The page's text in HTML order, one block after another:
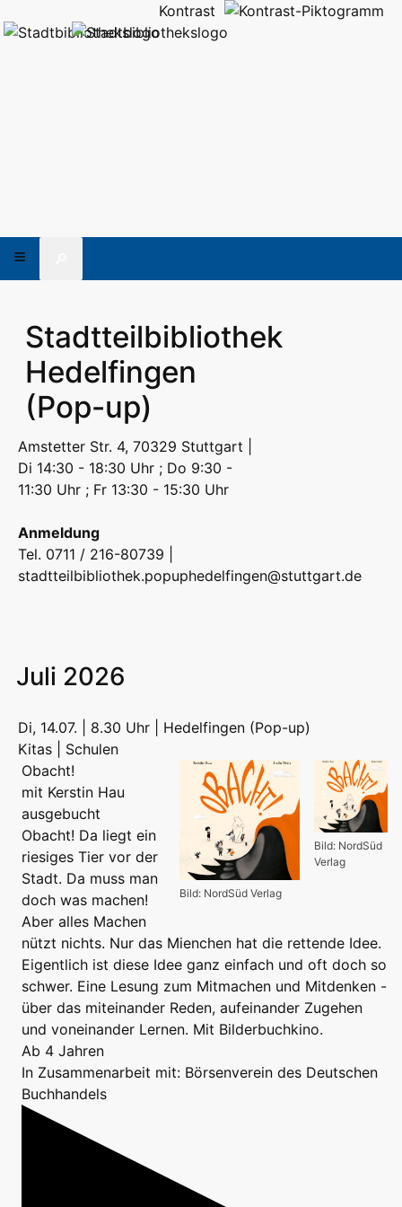
Kontrast
Stadtteilbibliothek
Hedelfingen
(Pop-up)
Amstetter Str. 4, 70329 Stuttgart |
Di 14:30 - 18:30 Uhr ; Do 9:30 -
11:30 Uhr ; Fr 13:30 - 15:30 Uhr
Anmeldung
Tel. 0711 / 216-80739 |
stadtteilbibliothek.popuphedelfingen@stuttgart.de
Juli 2026
Di, 14.07. | 8.30 Uhr | Hedelfingen (Pop-up)
Kitas | Schulen
Bild: NordSüd
Verlag
Bild: NordSüd Verlag
Obacht!
mit Kerstin Hau
ausgebucht
Obacht! Da liegt ein
riesiges Tier vor der
Stadt. Da muss man
doch was machen!
Aber alles Machen
nützt nichts. Nur das Mienchen hat die rettende Idee.
Eigentlich ist diese Idee ganz einfach und oft doch so
schwer. Eine Lesung zum Mitmachen und Mitdenken -
über das miteinander Reden, aufeinander Zugehen
und voneinander Lernen. Mit Bilderbuchkino.
Ab 4 Jahren
In Zusammenarbeit mit: Börsenverein des Deutschen
Buchhandels